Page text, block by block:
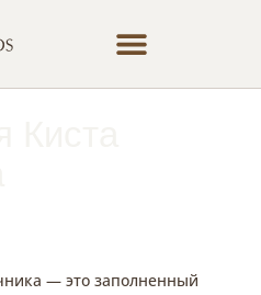
— это заполненный